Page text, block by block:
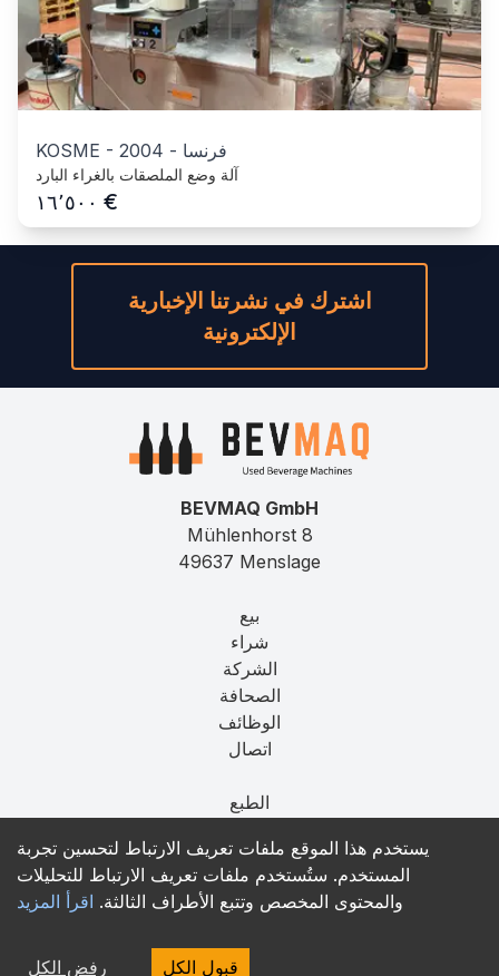
KOSME - 2004 - فرنسا
آلة وضع الملصقات بالغراء البارد
١٦٬٥٠٠ €
يستخدم هذا الموقع ملفات تعريف الارتباط لتحسين تجربة
المستخدم. ستُستخدم ملفات تعريف الارتباط للتحليلات
والمحتوى المخصص وتتبع الأطراف الثالثة. اقرأ المزيد
رفض الكل قبول الكل
اشترك في نشرتنا الإخبارية
الإلكترونية
BEVMAQ GmbH
Mühlenhorst 8
49637 Menslage
بيع
شراء
الشركة
الصحافة
الوظائف
اتصال
الطبع
T&C
contact@bevmaq.com